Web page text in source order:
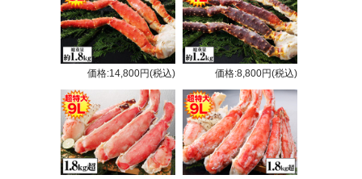
価格:14,800円(税込) 価格:8,800円(税込)